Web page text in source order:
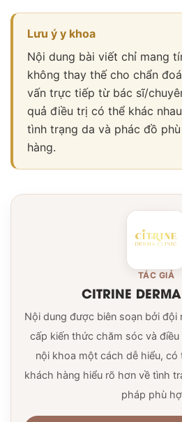
Lưu ý y khoa
Nội dung bài viết chỉ mang
không thay thế cho chẩn
vấn trực tiếp từ bác sĩ/
quả điều trị có thể khác
tình trạng da và phác đồ
hàng.
TÁC GIẢ
CITRINE
Nội dung được biên soạn bởi đội
cấp kiến thức chăm sóc và
nội khoa một cách dễ hiểu,
khách hàng hiểu rõ hơn về tình
pháp phù